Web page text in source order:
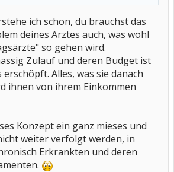
ich schon, du brauchst das
deines Arztes auch, was wohl
so gehen wird.
Zulauf und deren Budget ist
Alles, was sie danach
ihnen von ihrem Einkommen
Konzept ein ganz mieses und
weiter verfolgt werden, in
Erkrankten und deren